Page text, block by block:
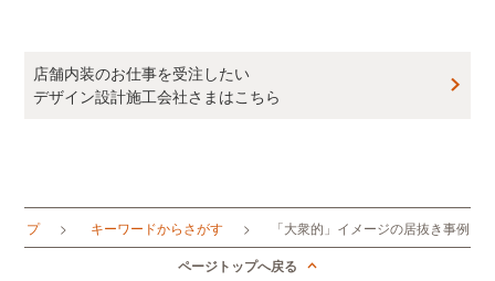
店舗内装のお仕事を受注したい
デザイン設計施工会社さまはこちら
ップ キーワードからさがす 「大衆的」イメージの居抜き事例
ページトップへ戻る